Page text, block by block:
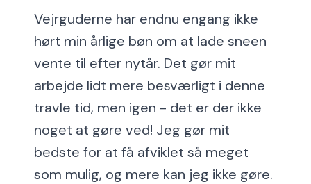
Vejrguderne har endnu engang ikke
hørt min årlige bøn om at lade sneen
vente til efter nytår. Det gør mit
arbejde lidt mere besværligt i denne
travle tid, men igen - det er der ikke
noget at gøre ved! Jeg gør mit
bedste for at få afviklet så meget
som mulig, og mere kan jeg ikke gøre.